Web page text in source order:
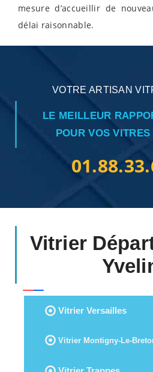
mesure d’accueillir de
délai raisonnable.
VOTRE ARTISAN
LE MEILLEUR
POUR VOS
Vitrier
Vitrier Versailles
Vitrier Montigny-Le-